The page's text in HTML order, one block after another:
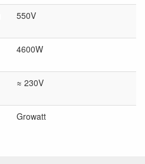
550V
4600W
≈ 230V
Growatt